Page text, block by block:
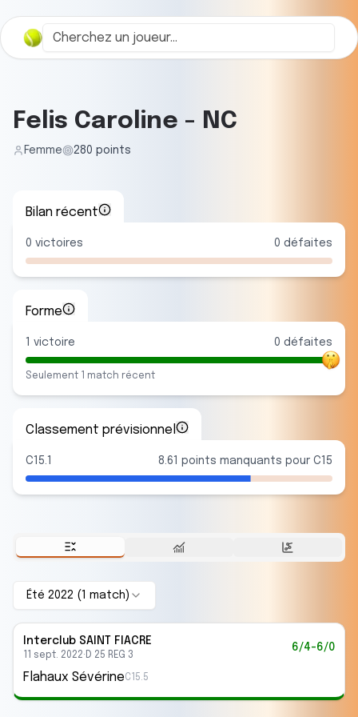
Felis Caroline - NC
Femme 280 points
Bilan récent
0 victoires 0 défaites
Forme
victoire 0 défaites
Seulement match récent
Classement prévisionnel
C15.1 8.61 points manquants pour C15
Été 2022 ( match )
Interclub SAINT FIACRE
11 sept. 2022· D 25 REG 3
6/4-6/0
Flahaux SévérineC15.5